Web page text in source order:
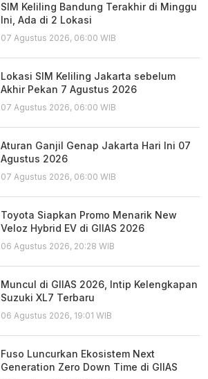
SIM Keliling Bandung Terakhir di Minggu
Ini, Ada di 2 Lokasi
07 Agustus 2026, 06:00 WIB
Lokasi SIM Keliling Jakarta sebelum
Akhir Pekan 7 Agustus 2026
07 Agustus 2026, 06:00 WIB
Aturan Ganjil Genap Jakarta Hari Ini 07
Agustus 2026
07 Agustus 2026, 06:00 WIB
Toyota Siapkan Promo Menarik New
Veloz Hybrid EV di GIIAS 2026
06 Agustus 2026, 20:28 WIB
Muncul di GIIAS 2026, Intip Kelengkapan
Suzuki XL7 Terbaru
06 Agustus 2026, 19:01 WIB
Fuso Luncurkan Ekosistem Next
Generation Zero Down Time di GIIAS